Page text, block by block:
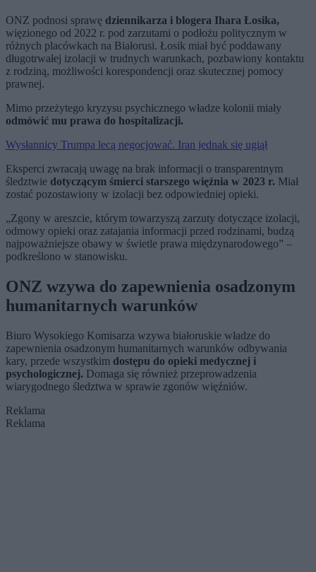
ONZ podnosi sprawę dziennikarza i blogera Ihara Łosika,
więzionego od 2022 r. pod zarzutami o podłożu politycznym w
różnych placówkach na Białorusi. Łosik miał być poddawany
długotrwałej izolacji w trudnych warunkach, pozbawiony kontaktu
z rodziną, możliwości korespondencji oraz skutecznej pomocy
prawnej.
Mimo przeżytego kryzysu psychicznego władze kolonii miały
odmówić mu prawa do hospitalizacji.
Wysłannicy Trumpa lecą negocjować. Iran jednak się ugiął
Eksperci zwracają uwagę na brak informacji o transparentnym
śledztwie dotyczącym śmierci starszego więźnia w 2023 r. Miał
zostać pozostawiony w izolacji bez odpowiedniej opieki.
„Zgony w areszcie, którym towarzyszą zarzuty dotyczące izolacji,
odmowy opieki oraz zatajania informacji przed rodzinami, budzą
najpoważniejsze obawy w świetle prawa międzynarodowego” –
podkreślono w stanowisku.
ONZ wzywa do zapewnienia osadzonym
humanitarnych warunków
Biuro Wysokiego Komisarza wzywa białoruskie władze do
zapewnienia osadzonym humanitarnych warunków odbywania
kary, przede wszystkim dostępu do opieki medycznej i
psychologicznej. Domaga się również przeprowadzenia
wiarygodnego śledztwa w sprawie zgonów więźniów.
Reklama
Reklama